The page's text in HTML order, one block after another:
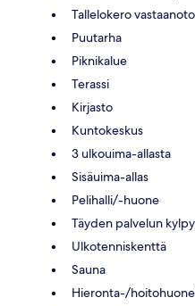
Tallelokero
Puutarha
Piknikalue
Terassi
Kirjasto
Kuntokeskus
3 ulkouima-allasta
Sisäuima-allas
Pelihalli/-huone
Täyden palvelun
Ulkotenniskenttä
Sauna
Hieronta-/